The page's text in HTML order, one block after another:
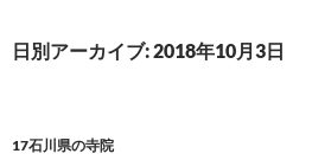
ッ
日別アーカイブ: 2018年10月3日
17石川県の寺院